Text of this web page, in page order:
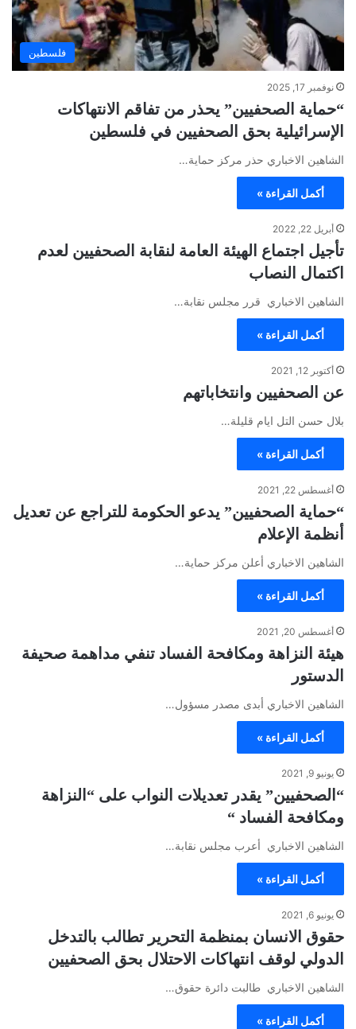
فلسطين
نوفمبر 17, 2025
“حماية الصحفيين” يحذر من تفاقم الانتهاكات
الإسرائيلية بحق الصحفيين في فلسطين
الشاهين الاخباري حذر مركز حماية…
أكمل القراءة »
أبريل 22, 2022
تأجيل اجتماع الهيئة العامة لنقابة الصحفيين لعدم
اكتمال النصاب
الشاهين الاخباري قرر مجلس نقابة…
أكمل القراءة »
أكتوبر 12, 2021
عن الصحفيين وانتخاباتهم
بلال حسن التل ايام قليلة…
أكمل القراءة »
أغسطس 22, 2021
“حماية الصحفيين” يدعو الحكومة للتراجع عن تعديل
أنظمة الإعلام
الشاهين الاخباري أعلن مركز حماية…
أكمل القراءة »
أغسطس 20, 2021
هيئة النزاهة ومكافحة الفساد تنفي مداهمة صحيفة
الدستور
الشاهين الاخباري أبدى مصدر مسؤول…
أكمل القراءة »
يونيو 9, 2021
“الصحفيين” يقدر تعديلات النواب على “النزاهة
ومكافحة الفساد “
الشاهين الاخباري أعرب مجلس نقابة…
أكمل القراءة »
يونيو 6, 2021
حقوق الانسان بمنظمة التحرير تطالب بالتدخل
الدولي لوقف انتهاكات الاحتلال بحق الصحفيين
الشاهين الاخباري طالبت دائرة حقوق…
أكمل القراءة »